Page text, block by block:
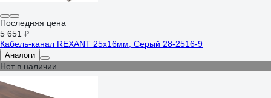
Последняя цена
5 651 ₽
Кабель-канал REXANT 25х16мм, Серый 28-2516-9
Аналоги
Нет в наличии